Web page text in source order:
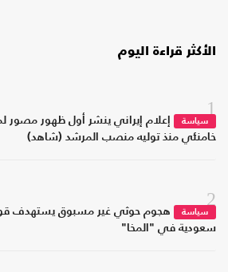
الأكثر قراءة اليوم
1
سياسة
إعلام إيراني ينشر أول ظهور مصور
خامنئي منذ توليه منصب المرشد (شاهد)
2
سياسة
هجوم حوثي غير مسبوق يستهدف
سعودية في "المخا"